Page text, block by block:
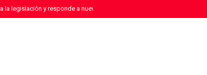
legislación y responde a nuevas realidades delictivas"